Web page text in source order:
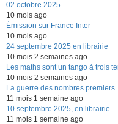
02 octobre 2025
10 mois ago
Émission sur France Inter
10 mois ago
24 septembre 2025 en librairie
10 mois 2 semaines ago
Les maths sont un tango à trois
10 mois 2 semaines ago
La guerre des nombres premiers
11 mois 1 semaine ago
10 septembre 2025, en librairie
11 mois 1 semaine ago